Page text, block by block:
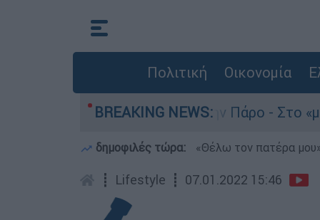
Πολιτική Οικονομία
BREAKING NEWS:
του 4χρονου στην Πάρο - Στο
δημοφιλές τώρα: «Θέλω τον πατέρα
┋ Lifestyle ┋ 07.01.2022 15:46